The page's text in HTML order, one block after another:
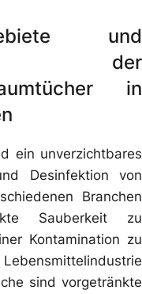
und
der
in
ein unverzichtbares
Desinfektion von
Branchen
Sauberkeit zu
Kontamination zu
sind vorgetränkte